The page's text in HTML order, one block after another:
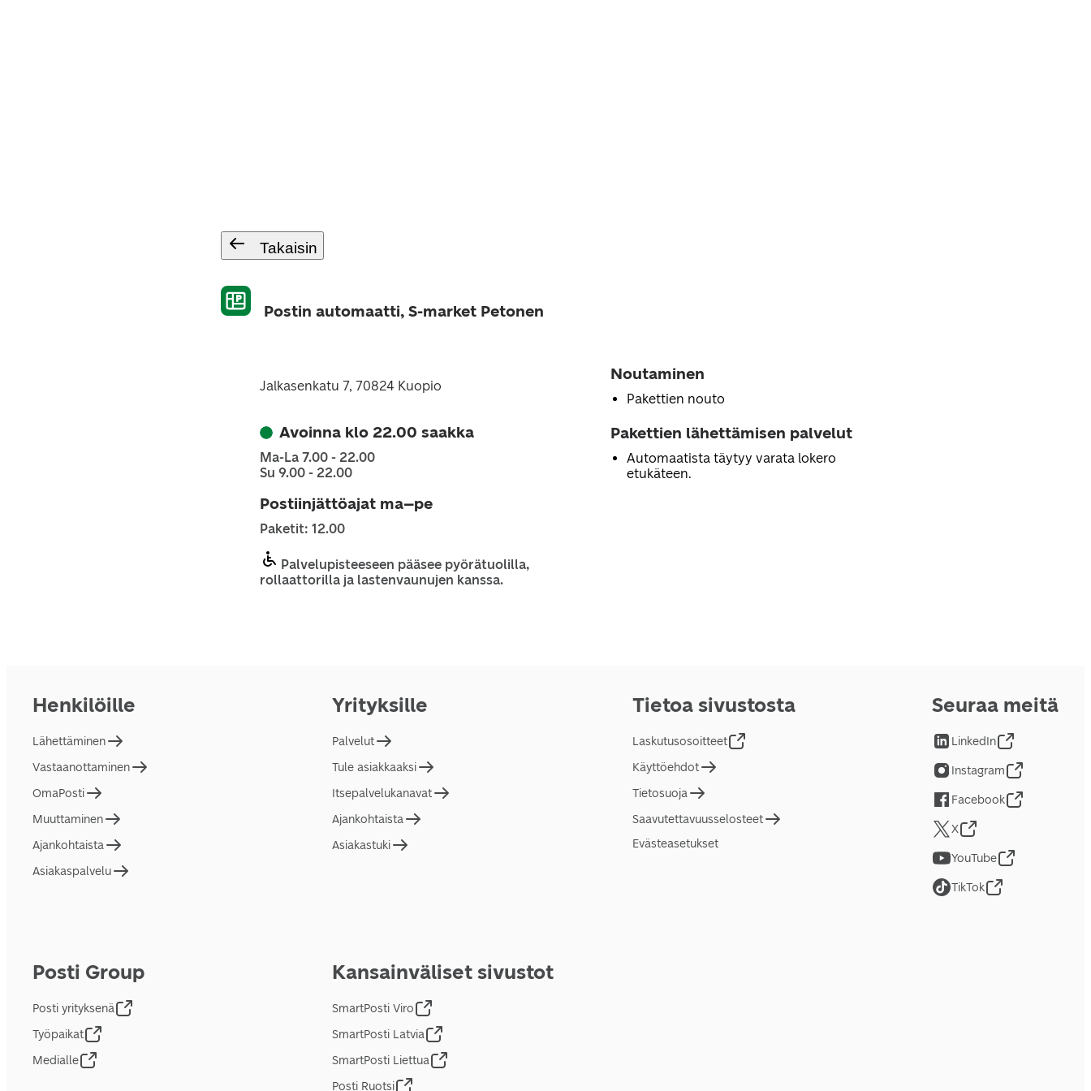
Takaisin
Postin automaatti, S-market Petonen
Jalkasenkatu 7, 70824 Kuopio
Avoinna klo 22.00 saakka
Ma-La 7.00 - 22.00
Su 9.00 - 22.00
Postiinjättöajat ma–pe
Paketit: 12.00
Palvelupisteeseen pääsee pyörätuolilla,
rollaattorilla ja lastenvaunujen kanssa.
Noutaminen
Pakettien nouto
Pakettien lähettämisen palvelut
Automaatista täytyy varata lokero
etukäteen.
Henkilöille
Lähettäminen
Vastaanottaminen
OmaPosti
Muuttaminen
Ajankohtaista
Asiakaspalvelu
Yrityksille
Palvelut
Tule asiakkaaksi
Itsepalvelukanavat
Ajankohtaista
Asiakastuki
Tietoa sivustosta
Laskutusosoitteet
Käyttöehdot
Tietosuoja
Saavutettavuusselosteet
Evästeasetukset
Posti Group
Posti yrityksenä
Työpaikat
Medialle
Kansainväliset sivustot
SmartPosti Viro
SmartPosti Latvia
SmartPosti Liettua
Posti Ruotsi
Seuraa meitä
LinkedIn
Instagram
Facebook
X
YouTube
TikTok